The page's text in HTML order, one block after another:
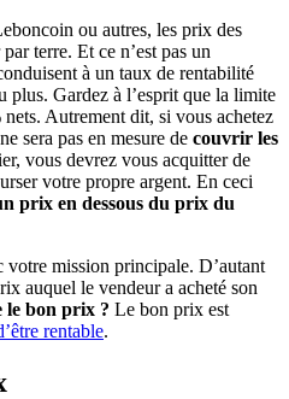
ou autres, les prix des
terre. Et ce n’est pas un
à un taux de rentabilité
plus. Gardez à l’esprit que la limite
Autrement dit, si vous achetez
sera pas en mesure de couvrir les
vous devrez vous acquitter de
votre propre argent. En ceci
prix en dessous du prix du
mission principale. D’autant
auquel le vendeur a acheté son
le bon prix ? Le bon prix est
rentable.